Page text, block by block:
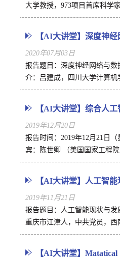
大学教授，973项目首席科学
【AI大讲堂】深度神
2020年07月03日
报告题目：深度神经网络与数
介：吕建成，四川大学计算
【AI大讲堂】综合人
2019年12月20日
报告时间：2019年12月21日
宾：陈世卿 （美国国家工程
【AI大讲堂】人工智能
2019年11月21日
报告题目：人工智能现状与
重庆市江津人，中共党员，
【AI大讲堂】Mathematical